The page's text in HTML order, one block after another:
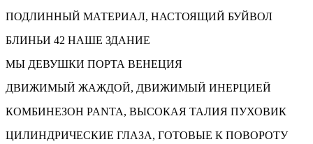
ПОДЛИННЫЙ МАТЕРИАЛ, НАСТОЯЩИЙ БУЙВОЛ
БЛИНЬИ 42 НАШЕ ЗДАНИЕ
МЫ ДЕВУШКИ ПОРТА ВЕНЕЦИЯ
ДВИЖИМЫЙ ЖАЖДОЙ, ДВИЖИМЫЙ ИНЕРЦИЕЙ
КОМБИНЕЗОН PANTA, ВЫСОКАЯ ТАЛИЯ ПУХОВИК
ЦИЛИНДРИЧЕСКИЕ ГЛАЗА, ГОТОВЫЕ К ПОВОРОТУ